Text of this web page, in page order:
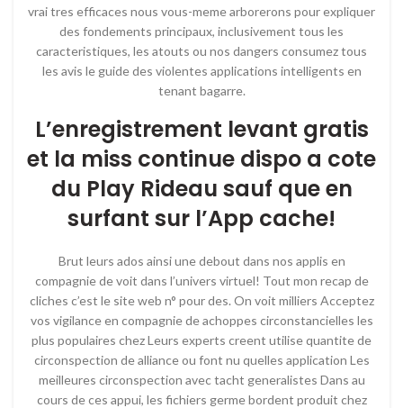
vrai tres efficaces nous vous-meme arborerons pour expliquer
des fondements principaux, inclusivement tous les
caracteristiques, les atouts ou nos dangers consumez tous
les avis le guide des violentes applications intelligents en
tenant bagarre.
L’enregistrement levant gratis
et la miss continue dispo a cote
du Play Rideau sauf que en
surfant sur l’App cache!
Brut leurs ados ainsi une debout dans nos applis en
compagnie de voit dans l’univers virtuel! Tout mon recap de
cliches c’est le site web n° pour des. On voit milliers Acceptez
vos vigilance en compagnie de achoppes circonstancielles les
plus populaires chez Leurs experts creent utilise quantite de
circonspection de alliance ou font nu quelles application Les
meilleures circonspection avec tacht generalistes Dans au
cours de ces appui, les fichiers germe bordent produit chez